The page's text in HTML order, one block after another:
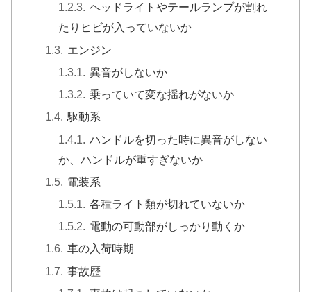
ヘッドライトやテールランプが割れ
たりヒビが入っていないか
エンジン
異音がしないか
乗っていて変な揺れがないか
駆動系
ハンドルを切った時に異音がしない
か、ハンドルが重すぎないか
電装系
各種ライト類が切れていないか
電動の可動部がしっかり動くか
車の入荷時期
事故歴